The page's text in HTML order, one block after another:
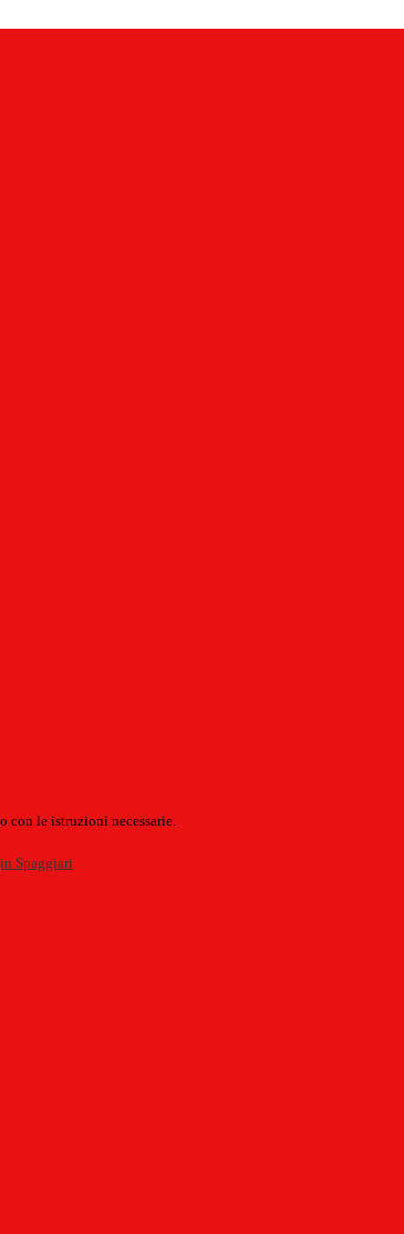
con le istruzioni necessarie.
Spaggiari